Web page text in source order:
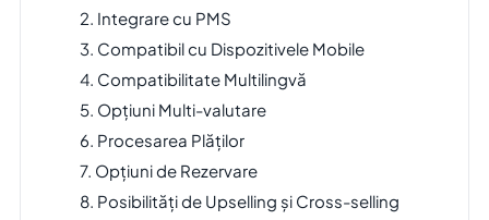
2. Integrare cu PMS
3. Compatibil cu Dispozitivele Mobile
4. Compatibilitate Multilingvă
5. Opțiuni Multi-valutare
6. Procesarea Plăților
7. Opțiuni de Rezervare
8. Posibilități de Upselling și Cross-selling